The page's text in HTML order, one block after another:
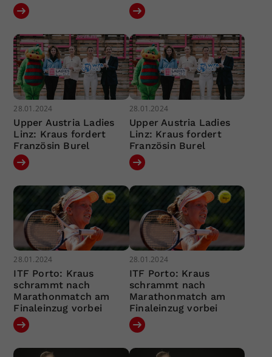
28.01.2024
Upper Austria Ladies
Linz: Kraus fordert
Französin Burel
28.01.2024
Upper Austria Ladies
Linz: Kraus fordert
Französin Burel
28.01.2024
ITF Porto: Kraus
schrammt nach
Marathonmatch am
Finaleinzug vorbei
28.01.2024
ITF Porto: Kraus
schrammt nach
Marathonmatch am
Finaleinzug vorbei